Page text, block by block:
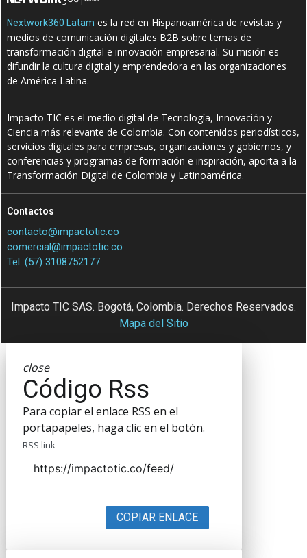
Nextwork360 Latam es la red en Hispanoamérica de revistas y
medios de comunicación digitales B2B sobre temas de
transformación digital e innovación empresarial. Su misión es
difundir la cultura digital y emprendedora en las organizaciones
de América Latina.
Impacto TIC es el medio digital de Tecnología, Innovación y
Ciencia más relevante de Colombia. Con contenidos periodísticos,
servicios digitales para empresas, organizaciones y gobiernos, y
conferencias y programas de formación e inspiración, aporta a la
Transformación Digital de Colombia y Latinoamérica.
Contactos
contacto@impactotic.co
comercial@impactotic.co
Tel. (57) 3108752177
Impacto TIC SAS. Bogotá, Colombia. Derechos Reservados.
Mapa del Sitio
close
Código Rss
Para copiar el enlace RSS en el
portapapeles, haga clic en el botón.
RSS link
COPIAR ENLACE